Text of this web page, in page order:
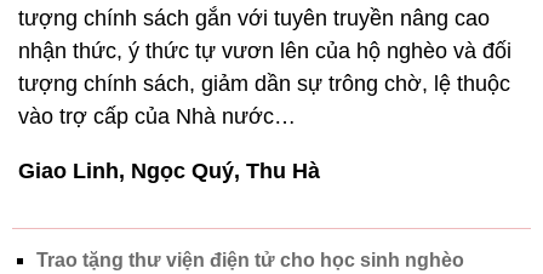
tượng chính sách gắn với tuyên truyền nâng cao
nhận thức, ý thức tự vươn lên của hộ nghèo và đối
tượng chính sách, giảm dần sự trông chờ, lệ thuộc
vào trợ cấp của Nhà nước…
Giao Linh, Ngọc Quý, Thu Hà
Trao tặng thư viện điện tử cho học sinh nghèo